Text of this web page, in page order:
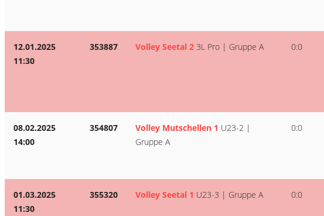
12.01.2025
11:30
353887 Volley Seetal 2 3L Pro | Gruppe A 0:0
08.02.2025
14:00
354807 Volley Mutschellen 1 U23-2 |
Gruppe A
0:0
01.03.2025
11:30
355320 Volley Seetal 1 U23-3 | Gruppe A 0:0